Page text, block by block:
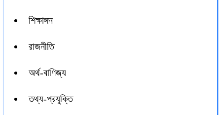
শিক্ষাঙ্গন
রাজনীতি
অর্থ-বাণিজ্য
তথ্য-প্রযুক্তি